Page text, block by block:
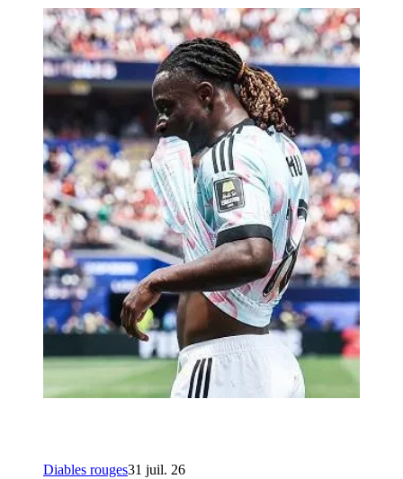
Diables rouges31 juil. 26